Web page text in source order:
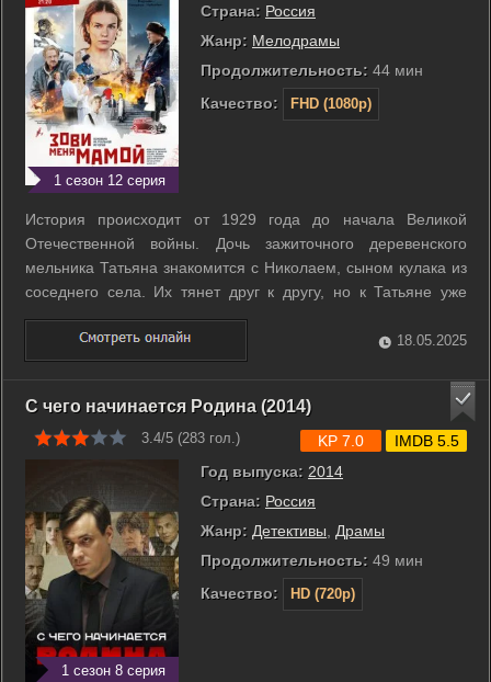
1 сезон 12 серия
Страна: Россия
Жанр: Мелодрамы
Продолжительность: 44 мин
Качество:
FHD (1080p)
История происходит от 1929 года до начала Великой
Отечественной войны. Дочь зажиточного деревенского
мельника Татьяна знакомится с Николаем, сыном кулака из
соседнего села. Их тянет друг к другу, но к Татьяне уже
спешат сваты от Василия. Сердце девушки занято мыслями
о Николае, и она отказывает крестнику сельского
председателя. Николай и Татьяна ...
18.05.2025
С чего начинается Родина (2014)
3.4/5 (283 гол.)
1 сезон 8 серия
Год выпуска: 2014
Страна: Россия
Жанр: Детективы
Драмы
Продолжительность: 49 мин
Качество:
HD (720p)
KP 7.0 IMDB 5.5